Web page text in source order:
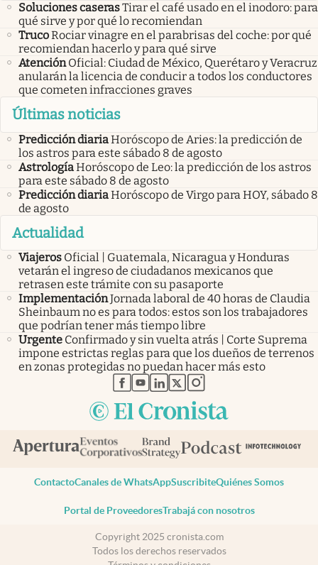
Soluciones caserasTirar el café usado en el inodoro: para
qué sirve y por qué lo recomiendan
TrucoRociar vinagre en el parabrisas del coche: por qué
recomiendan hacerlo y para qué sirve
Atención Oficial: Ciudad de México, Querétaro y Veracruz
anularán la licencia de conducir a todos los conductores
que cometen infracciones graves
Últimas noticias
Predicción diariaHoróscopo de Aries: la predicción de
los astros para este sábado 8 de agosto
AstrologíaHoróscopo de Leo: la predicción de los astros
para este sábado 8 de agosto
Predicción diariaHoróscopo de Virgo para HOY, sábado 8
de agosto
Actualidad
Viajeros Oficial | Guatemala, Nicaragua y Honduras
vetarán el ingreso de ciudadanos mexicanos que
retrasen este trámite con su pasaporte
ImplementaciónJornada laboral de 40 horas de Claudia
Sheinbaum no es para todos: estos son los trabajadores
que podrían tener más tiempo libre
Urgente Confirmado y sin vuelta atrás | Corte Suprema
impone estrictas reglas para que los dueños de terrenos
en zonas protegidas no puedan hacer más esto
abre en nueva pestaña
abre en nueva pestaña
abre en nueva pestaña
abre en nueva pestaña
abre en nueva pestaña
ContactoCanales de WhatsAppSuscribiteQuiénes Somos
Portal de ProveedoresTrabajá con nosotros
Copyright 2025 cronista.com
Todos los derechos reservados